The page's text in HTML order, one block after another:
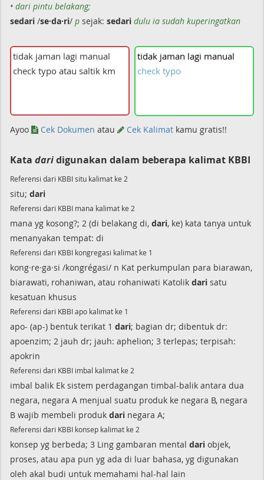
• dari pintu belakang;
sedari /se·da·ri/ p sejak: sedari dulu ia sudah kuperingatkan
tidak jaman lagi manual
check typo
Ayoo Cek Dokumen atau Cek Kalimat kamu gratis!!
Kata daridigunakan dalam beberapa kalimat KBBI
Referensi dari KBBI situ kalimat ke 2
situ; dari
Referensi dari KBBI mana kalimat ke 2
mana yg kosong?; 2 (di belakang di, dari, ke) kata tanya untuk
menanyakan tempat: di
Referensi dari KBBI kongregasi kalimat ke 1
kong·re·ga·si /kongrégasi/ n Kat perkumpulan para biarawan,
biarawati, rohaniwan, atau rohaniwati Katolik dari satu
kesatuan khusus
Referensi dari KBBI apo kalimat ke 1
apo- (ap-) bentuk terikat 1 dari; bagian dr; dibentuk dr:
apoenzim; 2 jauh dr; jauh: aphelion; 3 terlepas; terpisah:
apokrin
Referensi dari KBBI imbal kalimat ke 2
imbal balik Ek sistem perdagangan timbal-balik antara dua
negara, negara A menjual suatu produk ke negara B, negara
B wajib membeli produk dari negara A;
Referensi dari KBBI konsep kalimat ke 2
konsep yg berbeda; 3 Ling gambaran mental dari objek,
proses, atau apa pun yg ada di luar bahasa, yg digunakan
oleh akal budi untuk memahami hal-hal lain